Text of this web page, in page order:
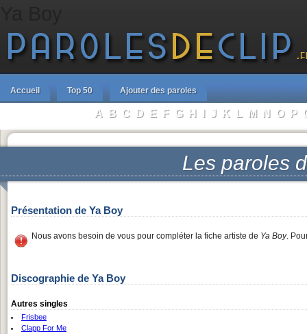
Accueil Top 50 Ajouter des paroles
A B C D E F G H I J K L M N O P
Les paroles
Présentation de Ya Boy
Nous avons besoin de vous pour compléter la fiche artiste de Ya Boy.
Discographie de Ya Boy
Autres singles
Frisbee
Clapp For Me